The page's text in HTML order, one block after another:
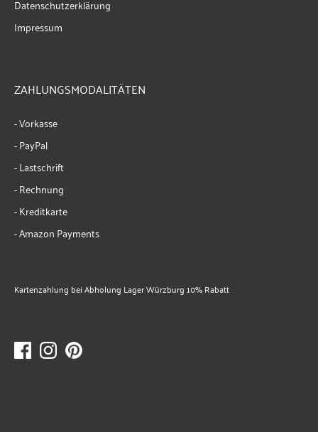
Datenschutzerklärung
Impressum
ZAHLUNGSMODALITÄTEN
- Vorkasse
- PayPal
- Lastschrift
- Rechnung
- Kreditkarte
- Amazon Payments
Kartenzahlung bei Abholung Lager Würzburg 10% Rabatt